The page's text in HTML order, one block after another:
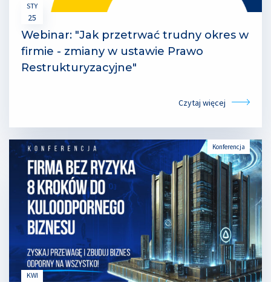
STY
25
Webinar: "Jak przetrwać trudny okres w
firmie - zmiany w ustawie Prawo
Restrukturyzacyjne"
Czytaj więcej
Konferencja
KWI